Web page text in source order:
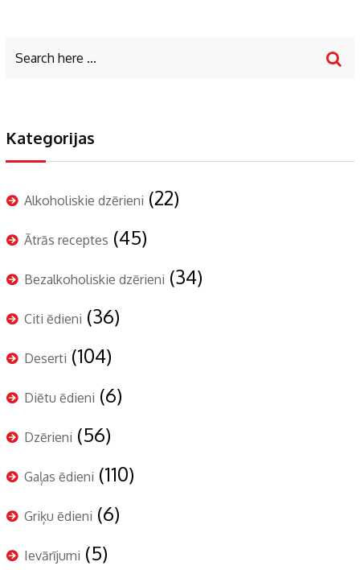
Kategorijas
Alkoholiskie dzērieni (22)
Ātrās receptes (45)
Bezalkoholiskie dzērieni (34)
Citi ēdieni (36)
Deserti (104)
Diētu ēdieni (6)
Dzērieni (56)
Gaļas ēdieni (110)
Griķu ēdieni (6)
Ievārījumi (5)